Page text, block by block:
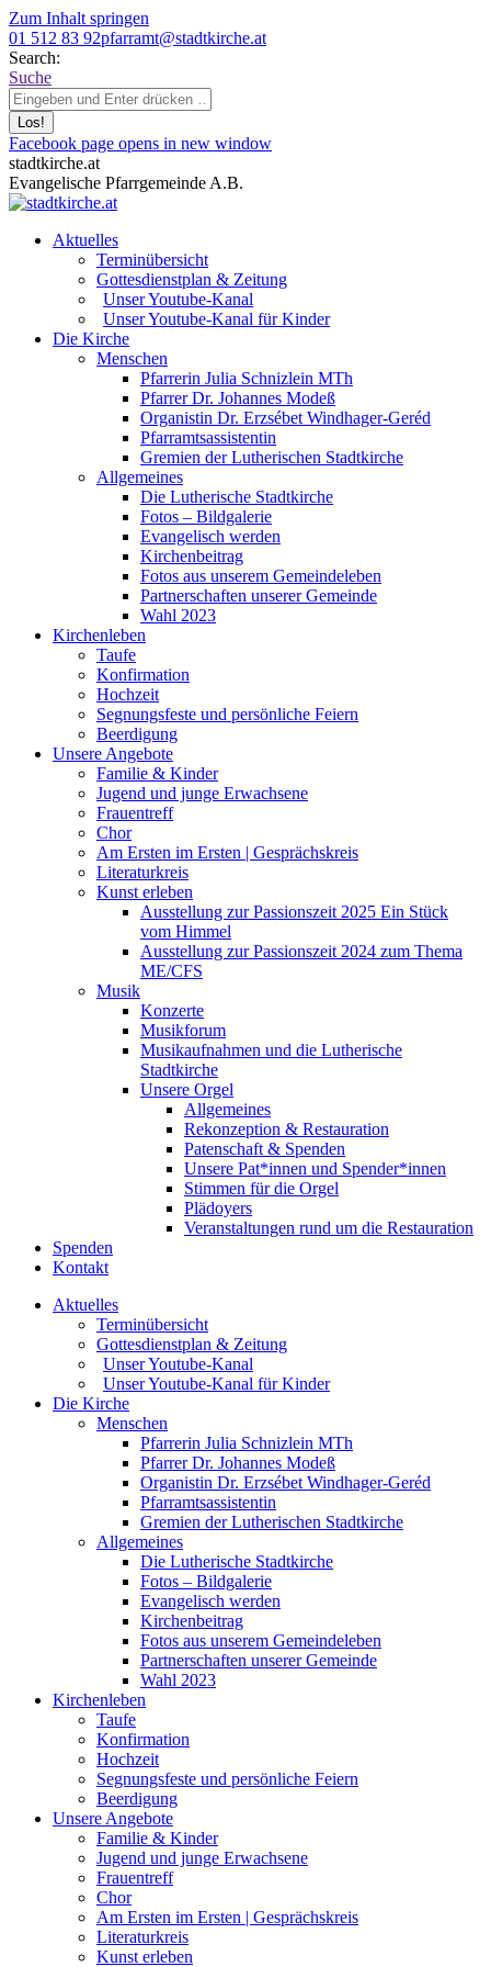
Zum Inhalt springen
01 512 83 92pfarramt@stadtkirche.at
Search:
Suche
Facebook page opens in new window
stadtkirche.at
Evangelische Pfarrgemeinde A.B.
Aktuelles
Terminübersicht
Gottesdienstplan & Zeitung
Unser Youtube-Kanal
Unser Youtube-Kanal für Kinder
Die Kirche
Menschen
Pfarrerin Julia Schnizlein MTh
Pfarrer Dr. Johannes Modeß
Organistin Dr. Erzsébet Windhager-Geréd
Pfarramtsassistentin
Gremien der Lutherischen Stadtkirche
Allgemeines
Die Lutherische Stadtkirche
Fotos – Bildgalerie
Evangelisch werden
Kirchenbeitrag
Fotos aus unserem Gemeindeleben
Partnerschaften unserer Gemeinde
Wahl 2023
Kirchenleben
Taufe
Konfirmation
Hochzeit
Segnungsfeste und persönliche Feiern
Beerdigung
Unsere Angebote
Familie & Kinder
Jugend und junge Erwachsene
Frauentreff
Chor
Am Ersten im Ersten | Gesprächskreis
Literaturkreis
Kunst erleben
Ausstellung zur Passionszeit 2025 Ein Stück
vom Himmel
Ausstellung zur Passionszeit 2024 zum Thema
ME/CFS
Musik
Konzerte
Musikforum
Musikaufnahmen und die Lutherische
Stadtkirche
Unsere Orgel
Allgemeines
Rekonzeption & Restauration
Patenschaft & Spenden
Unsere Pat*innen und Spender*innen
Stimmen für die Orgel
Plädoyers
Veranstaltungen rund um die Restauration
Spenden
Kontakt
Aktuelles
Terminübersicht
Gottesdienstplan & Zeitung
Unser Youtube-Kanal
Unser Youtube-Kanal für Kinder
Die Kirche
Menschen
Pfarrerin Julia Schnizlein MTh
Pfarrer Dr. Johannes Modeß
Organistin Dr. Erzsébet Windhager-Geréd
Pfarramtsassistentin
Gremien der Lutherischen Stadtkirche
Allgemeines
Die Lutherische Stadtkirche
Fotos – Bildgalerie
Evangelisch werden
Kirchenbeitrag
Fotos aus unserem Gemeindeleben
Partnerschaften unserer Gemeinde
Wahl 2023
Kirchenleben
Taufe
Konfirmation
Hochzeit
Segnungsfeste und persönliche Feiern
Beerdigung
Unsere Angebote
Familie & Kinder
Jugend und junge Erwachsene
Frauentreff
Chor
Am Ersten im Ersten | Gesprächskreis
Literaturkreis
Kunst erleben